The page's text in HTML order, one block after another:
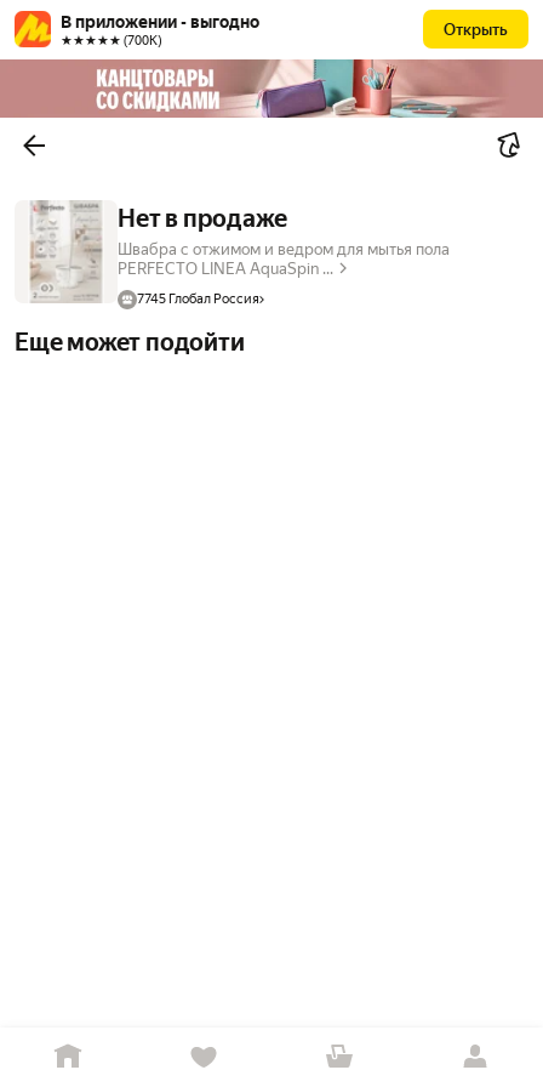
В приложении - выгодно
★★★★★ (700К)
Открыть
Нет в продаже
Швабра с отжимом и ведром для мытья пола
PERFECTO LINEA AquaSpin ...
7745 Глобал Россия
Еще может подойти